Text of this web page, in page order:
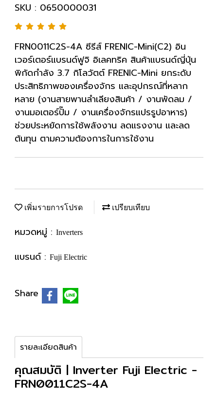
SKU : 0650000031
FRN0011C2S-4A ซีรีส์ FRENIC-Mini(C2) อิน
เวอร์เตอร์แบรนด์ฟูจิ อิเลคทริค สินค้าแบรนด์ญี่ปุ่น
พิกัดกำลัง 3.7 กิโลวัตต์ FRENIC-Mini ยกระดับ
ประสิทธิภาพของเครื่องจักร และอุปกรณ์ที่หลาก
หลาย (งานสายพานลำเลียงสินค้า / งานพัดลม /
งานมอเตอร์ปั๊ม / งานเครื่องจักรแปรรูปอาหาร)
ช่วยประหยัดการใช้พลังงาน ลดแรงงาน และลด
ต้นทุน ตามความต้องการในการใช้งาน
เพิ่มรายการโปรด เปรียบเทียบ
หมวดหมู่ : Inverters
แบรนด์ : Fuji Electric
Share
รายละเอียดสินค้า
คุณสมบัติ | Inverter Fuji Electric -
FRN0011C2S-4A